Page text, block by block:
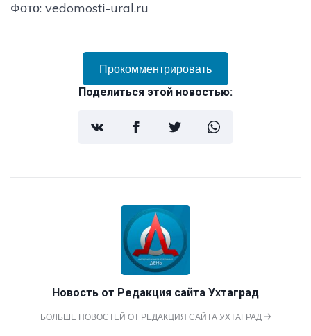
Фото: vedomosti-ural.ru
Прокомментрировать
Поделиться этой новостью:
Новость от Редакция сайта Ухтаград
БОЛЬШЕ НОВОСТЕЙ ОТ РЕДАКЦИЯ САЙТА УХТАГРАД